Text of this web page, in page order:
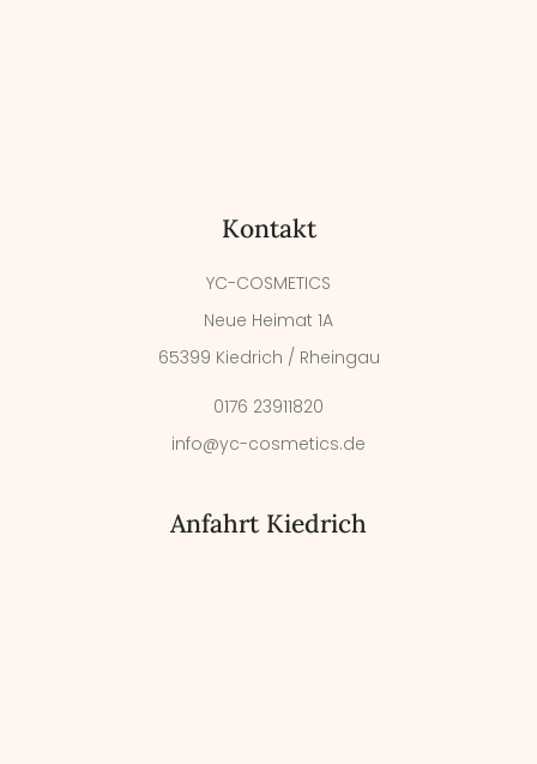
Kontakt
YC-COSMETICS
Neue Heimat 1A
65399 Kiedrich / Rheingau
0176 23911820
info@yc-cosmetics.de
Anfahrt Kiedrich